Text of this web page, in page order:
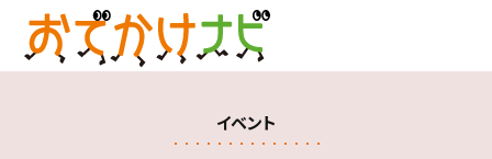
イベント